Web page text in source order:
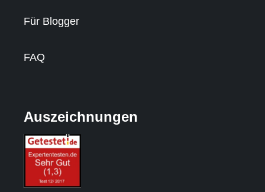
Für Blogger
FAQ
Auszeichnungen